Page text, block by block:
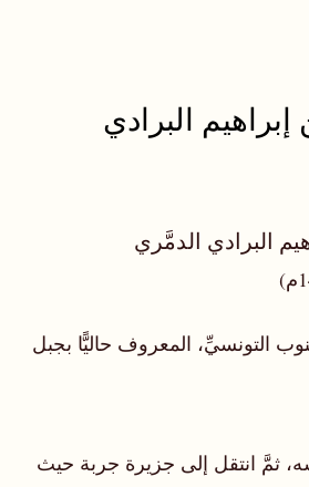
البرادي
البرادي الدمَّري
التونسيِّ، المعروف حاليًّا بجبل
انتقل إلى جزيرة جربة حيث